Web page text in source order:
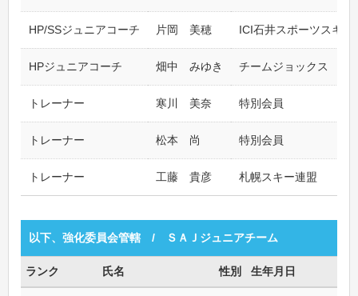
HP/SSジュニアコーチ 片岡 美穂 ICI石井スポーツスキー
HPジュニアコーチ 畑中 みゆき チームジョックス
トレーナー 寒川 美奈 特別会員
トレーナー 松本 尚 特別会員
トレーナー 工藤 貴彦 札幌スキー連盟
以下、強化委員会管轄 / ＳＡＪジュニアチーム
ランク 氏名 性別 生年月日